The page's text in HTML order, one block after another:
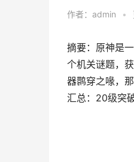
作者： admin •
摘要：原神是
个机关谜题，
器鹮穿之喙，
汇总：20级突